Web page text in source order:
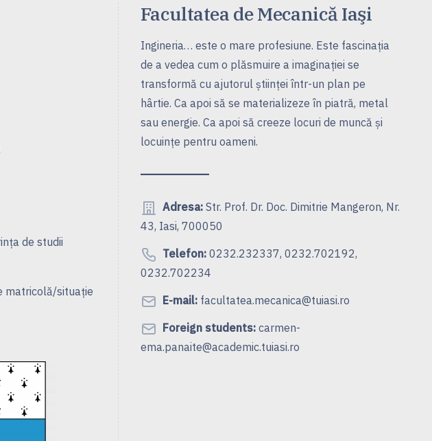
de studii
matricolă/situație
Facultatea de Mecanică Iaşi
Ingineria… este o mare profesiune. Este fascinaţia
de a vedea cum o plăsmuire a imaginaţiei se
transformă cu ajutorul ştiinţei într-un plan pe
hârtie. Ca apoi să se materializeze în piatră, metal
sau energie. Ca apoi să creeze locuri de muncă şi
locuinţe pentru oameni.
Adresa:Str. Prof. Dr. Doc. Dimitrie Mangeron, Nr.
43, Iasi, 700050
Telefon:0232.232337, 0232.702192,
0232.702234
E-mail:facultatea.mecanica@tuiasi.ro
Foreign students:carmen-
ema.panaite@academic.tuiasi.ro